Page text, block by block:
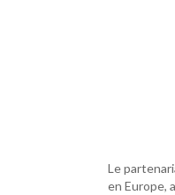
Le
en Europe,